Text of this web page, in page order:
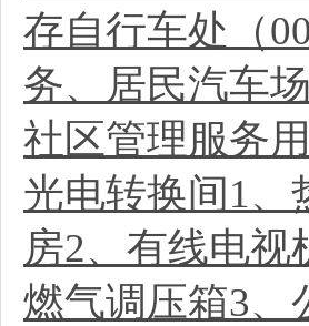
存自行车处（
务、居民汽车
社区管理服务
光电转换间1、
房2、有线电
燃气调压箱3、